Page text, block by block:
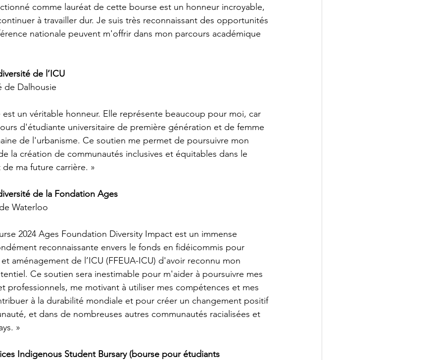
comme lauréat de cette bourse est un honneur incroyable,
à travailler dur. Je suis très reconnaissant des opportunités
nationale peuvent m'offrir dans mon parcours académique
de l’ICU
de Dalhousie
est un véritable honneur. Elle représente beaucoup pour moi, car
d'étudiante universitaire de première génération et de femme
de l'urbanisme. Ce soutien me permet de poursuivre mon
la création de communautés inclusives et équitables dans le
ma future carrière. »
de la Fondation Ages
Waterloo
2024 Ages Foundation Diversity Impact est un immense
reconnaissante envers le fonds en fidéicommis pour
aménagement de l’ICU (FFEUA-ICU) d'avoir reconnu mon
Ce soutien sera inestimable pour m'aider à poursuivre mes
professionnels, me motivant à utiliser mes compétences et mes
à la durabilité mondiale et pour créer un changement positif
et dans de nombreuses autres communautés racialisées et
»
Indigenous Student Bursary (bourse pour étudiants